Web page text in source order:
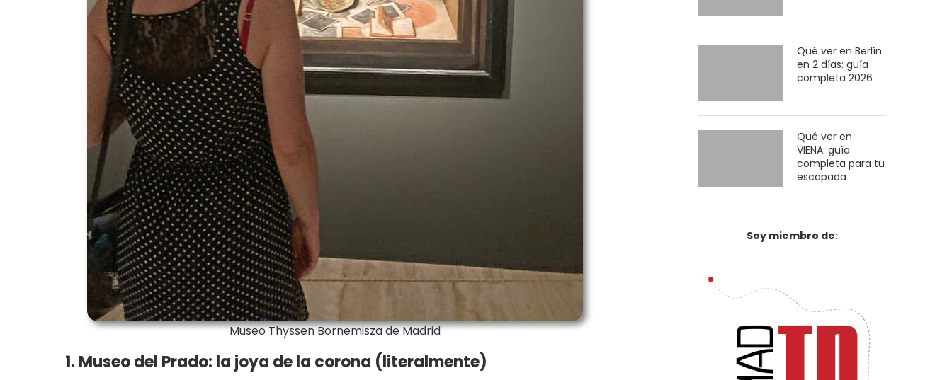
Museo Thyssen Bornemisza de Madrid
1. Museo del Prado: la joya de la corona (literalmente)
Qué ver en Berlín
en 2 días: guía
completa 2026
Qué ver en
VIENA: guía
completa para tu
escapada
Soy miembro de: